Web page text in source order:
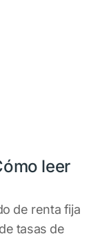
leer
de renta fija
tasas de